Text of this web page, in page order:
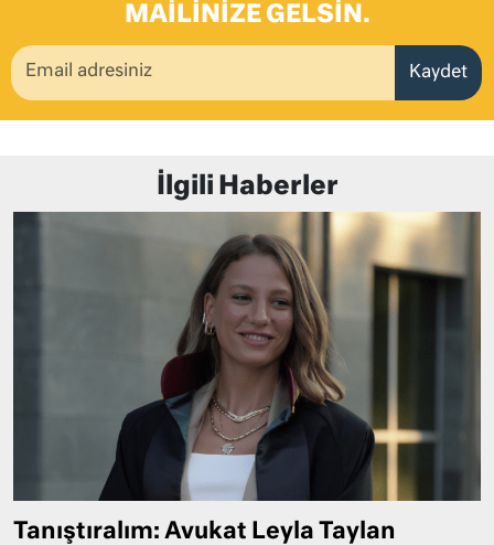
MAILINIZE GELSIN.
Kaydet
İlgili Haberler
Tanıştıralım: Avukat Leyla Taylan